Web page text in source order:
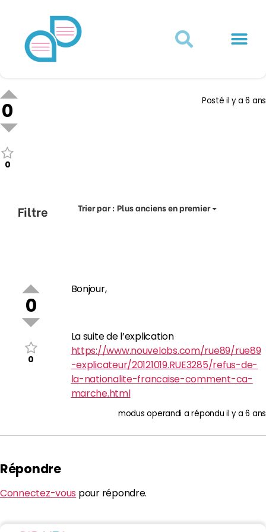
0
0
Postéil y a 6 ans
Filtre Trier par :Plus anciens en premier
0
0
Bonjour,
La suite de l’explication
https://www.nouvelobs.com/rue89/rue89
-explicateur/20121019.RUE3285/refus-de-
la-nationalite-francaise-comment-ca-
marche.html
modus operandi a réponduil y a 6 ans
Répondre
Connectez-vous pour répondre.